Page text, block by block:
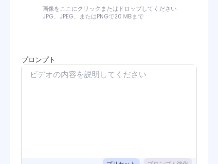
画像をここにクリックまたはドロップしてください
JPG、JPEG、またはPNGで20 MBまで
プロンプト